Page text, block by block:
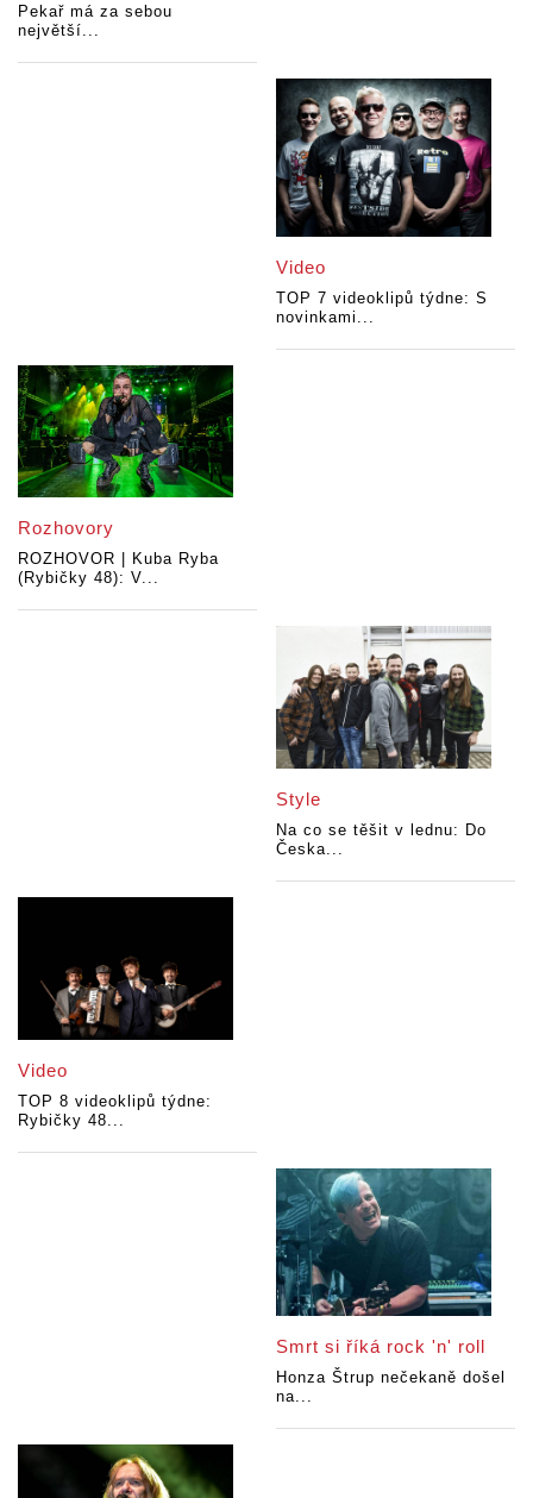
Pekař má za sebou
největší...
Video
TOP 7 videoklipů týdne: S
novinkami...
Rozhovory
ROZHOVOR | Kuba Ryba
(Rybičky 48): V...
Style
Na co se těšit v lednu: Do
Česka...
Video
TOP 8 videoklipů týdne:
Rybičky 48...
Smrt si říká rock 'n' roll
Honza Štrup nečekaně došel
na...